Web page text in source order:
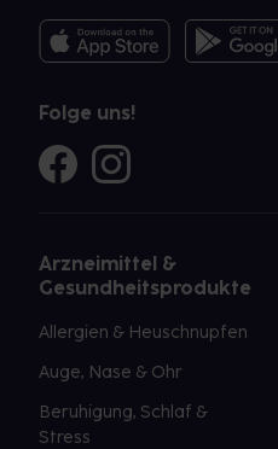
Folge uns!
Arzneimittel &
Gesundheitsprodukte
Allergien & Heuschnupfen
Auge, Nase & Ohr
Beruhigung, Schlaf &
Stress